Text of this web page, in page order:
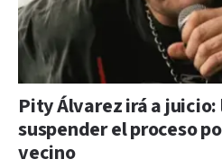
Pity Álvarez irá a
suspender el proceso
vecino